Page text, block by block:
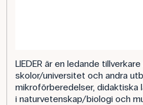
LIEDER är en ledande
skolor/universitet och andra
mikroförberedelser, didaktiska
i naturvetenskap/biologi och